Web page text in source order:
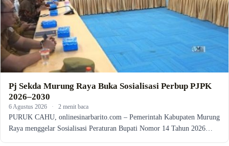
Pj Sekda Murung Raya Buka Sosialisasi Perbup PJPK
2026–2030
6 Agustus 2026 · 2 menit baca
PURUK CAHU, onlinesinarbarito.com – Pemerintah Kabupaten Murung
Raya menggelar Sosialisasi Peraturan Bupati Nomor 14 Tahun 2026…